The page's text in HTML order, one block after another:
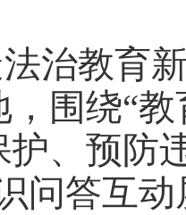
治教育
，围绕“
护、预防
问答互